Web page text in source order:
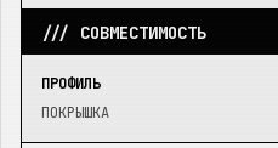
/// СОВМЕСТИМОСТЬ
ПРОФИЛЬ
ПОКРЫШКА